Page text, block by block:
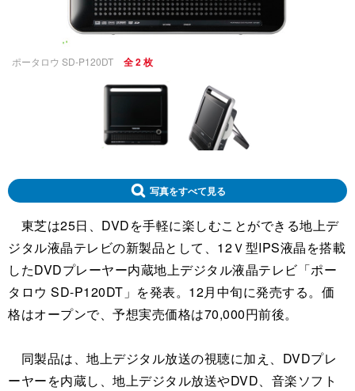
ポータロウ SD-P120DT 全 2 枚
写真をすべて見る
東芝は25日、DVDを手軽に楽しむことができる地上デ
ジタル液晶テレビの新製品として、12Ｖ型IPS液晶を搭載
したDVDプレーヤー内蔵地上デジタル液晶テレビ「ポー
タロウ SD-P120DT」を発表。12月中旬に発売する。価
格はオープンで、予想実売価格は70,000円前後。
同製品は、地上デジタル放送の視聴に加え、DVDプレ
ーヤーを内蔵し、地上デジタル放送やDVD、音楽ソフト